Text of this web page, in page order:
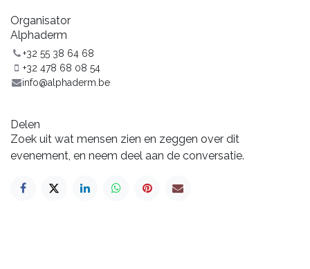
Organisator
Alphaderm
+32 55 38 64 68
+32 478 68 08 54
info@alphaderm.be
Delen
Zoek uit wat mensen zien en zeggen over dit
evenement, en neem deel aan de conversatie.